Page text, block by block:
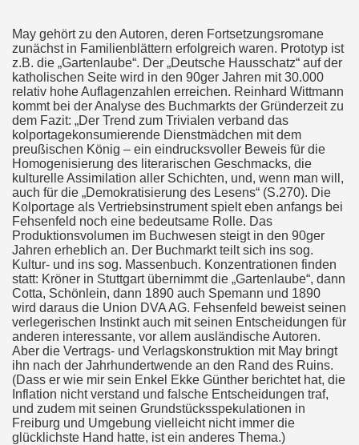
May gehört zu den Autoren, deren Fortsetzungsromane
zunächst in Familienblättern erfolgreich waren. Prototyp ist
z.B. die „Gartenlaube“. Der „Deutsche Hausschatz“ auf der
katholischen Seite wird in den 90ger Jahren mit 30.000
relativ hohe Auflagenzahlen erreichen. Reinhard Wittmann
kommt bei der Analyse des Buchmarkts der Gründerzeit zu
dem Fazit: „Der Trend zum Trivialen verband das
kolportagekonsumierende Dienstmädchen mit dem
preußischen König – ein eindrucksvoller Beweis für die
Homogenisierung des literarischen Geschmacks, die
kulturelle Assimilation aller Schichten, und, wenn man will,
auch für die „Demokratisierung des Lesens“ (S.270). Die
Kolportage als Vertriebsinstrument spielt eben anfangs bei
Fehsenfeld noch eine bedeutsame Rolle. Das
Produktionsvolumen im Buchwesen steigt in den 90ger
Jahren erheblich an. Der Buchmarkt teilt sich ins sog.
Kultur- und ins sog. Massenbuch. Konzentrationen finden
statt: Kröner in Stuttgart übernimmt die „Gartenlaube“, dann
Cotta, Schönlein, dann 1890 auch Spemann und 1890
wird daraus die Union DVA AG. Fehsenfeld beweist seinen
verlegerischen Instinkt auch mit seinen Entscheidungen für
anderen interessante, vor allem ausländische Autoren.
Aber die Vertrags- und Verlagskonstruktion mit May bringt
ihn nach der Jahrhundertwende an den Rand des Ruins.
(Dass er wie mir sein Enkel Ekke Günther berichtet hat, die
Inflation nicht verstand und falsche Entscheidungen traf,
und zudem mit seinen Grundstücksspekulationen in
Freiburg und Umgebung vielleicht nicht immer die
glücklichste Hand hatte, ist ein anderes Thema.)